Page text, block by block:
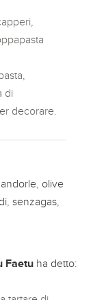
di
decorare.
olive
,senzagas
Faetu ha detto: